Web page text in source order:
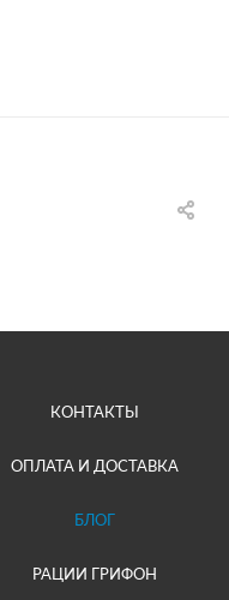
КОНТАКТЫ
ОПЛАТА И ДОСТАВКА
БЛОГ
РАЦИИ ГРИФОН